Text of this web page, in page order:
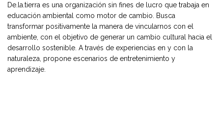
De.la.tierra es una organización sin fines de lucro que trabaja en
educación ambiental como motor de cambio. Busca
transformar positivamente la manera de vincularnos con el
ambiente, con el objetivo de generar un cambio cultural hacia el
desarrollo sostenible. A través de experiencias en y con la
naturaleza, propone escenarios de entretenimiento y
aprendizaje.